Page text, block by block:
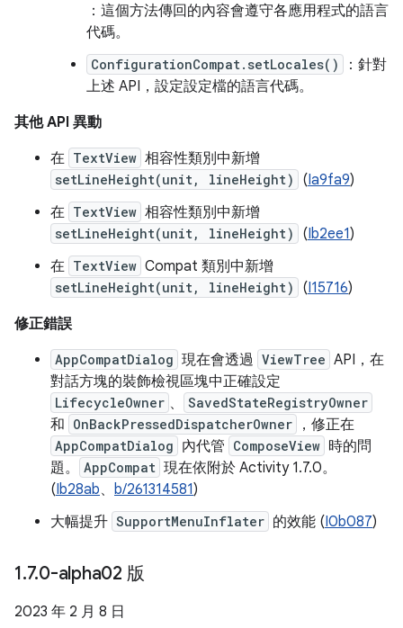
：這個方法傳回的內容會遵守各應用程式的語言
代碼。
ConfigurationCompat.setLocales()
：針對
上述 API，設定設定檔的語言代碼。
其他 API 異動
在 TextView 相容性類別中新增
setLineHeight(unit, lineHeight) (Ia9fa9)
在 TextView 相容性類別中新增
setLineHeight(unit, lineHeight) (Ib2ee1)
在 TextView Compat 類別中新增
setLineHeight(unit, lineHeight) (I15716)
修正錯誤
AppCompatDialog 現在會透過 ViewTree API，在
對話方塊的裝飾檢視區塊中正確設定
LifecycleOwner 、 SavedStateRegistryOwner
和 OnBackPressedDispatcherOwner ，修正在
AppCompatDialog 內代管 ComposeView 時的問
題。
AppCompat 現在依附於 Activity 1.7.0。
(Ib28ab、 b/261314581)
大幅提升 SupportMenuInflater 的效能 (I0b087)
1.7.0-alpha02 版
2023 年 2 月 8 日